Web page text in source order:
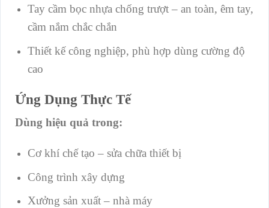
Tay cầm bọc nhựa chống trượt – an toàn, êm tay,
cầm nắm chắc chắn
Thiết kế công nghiệp, phù hợp dùng cường độ
cao
Ứng Dụng Thực Tế
Dùng hiệu quả trong:
Cơ khí chế tạo – sửa chữa thiết bị
Công trình xây dựng
Xưởng sản xuất – nhà máy